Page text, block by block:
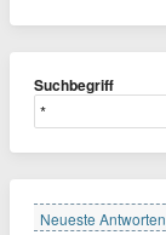
Suchbegriff
Neueste Antworten